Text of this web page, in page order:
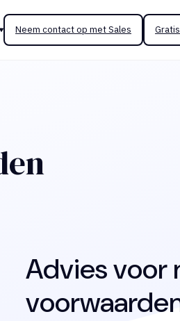
Neem contact op met Sales
Advies voor